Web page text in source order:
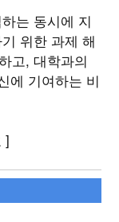
는 동시에 지
위한 과제 해
고, 대학과의
에 기여하는 비
]